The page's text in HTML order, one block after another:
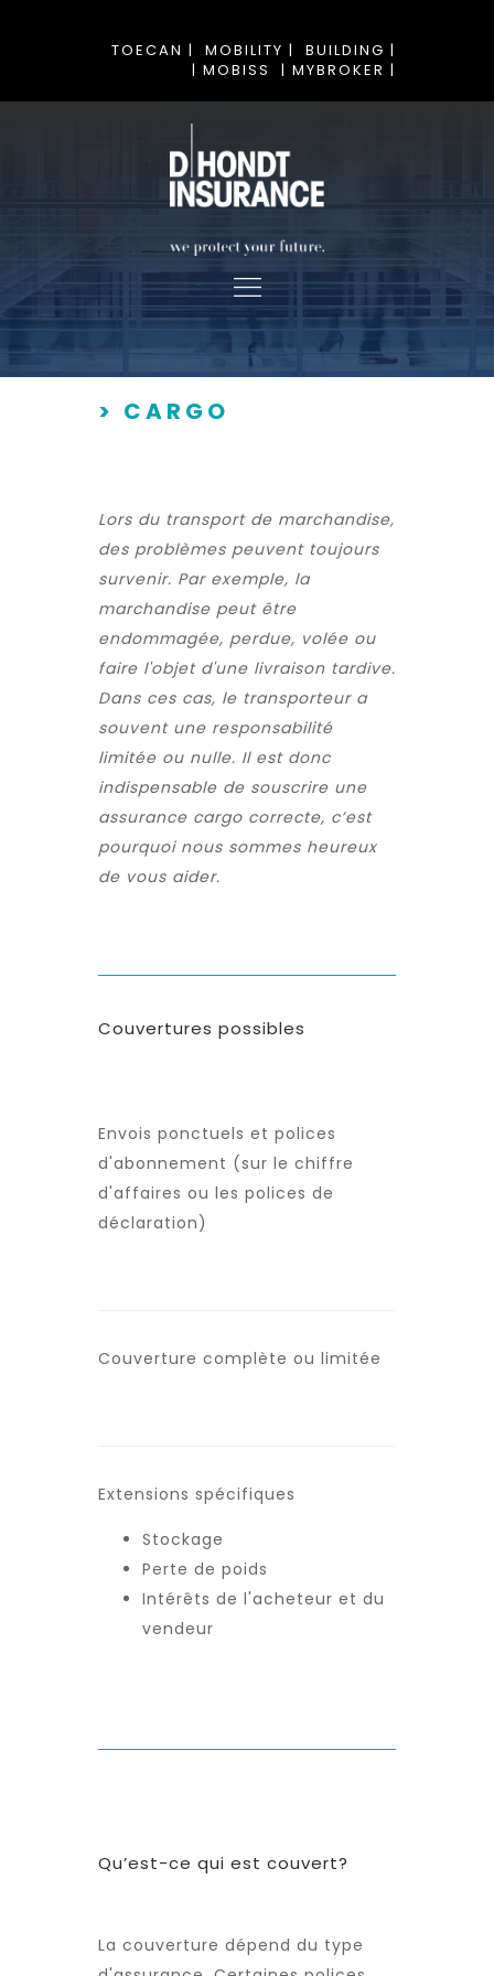
BUILDING |
MOBILITY |
TOECAN |
| MYBROKER |
| MOBISS
> CARGO
Lors du transport de marchandise,
des problèmes peuvent toujours
survenir. Par exemple, la
marchandise peut être
endommagée, perdue, volée ou
faire l'objet d'une livraison tardive.
Dans ces cas, le transporteur a
souvent une responsabilité
limitée ou nulle. Il est donc
indispensable de souscrire une
assurance cargo correcte, c’est
pourquoi nous sommes heureux
de vous aider.
Couvertures possibles
Envois ponctuels et polices
d'abonnement (sur le chiffre
d'affaires ou les polices de
déclaration)
Couverture complète ou limitée
Extensions spécifiques
Stockage
Perte de poids
Intérêts de l'acheteur et du
vendeur
Qu’est-ce qui est couvert?
La couverture dépend du type